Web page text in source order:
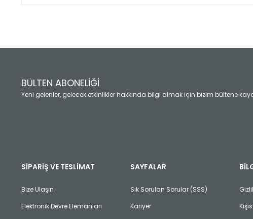
Ürün açıklamasında eksik bilgiler bulunuyor.
Ürün fiyatı diğer sitelerden daha pahalı.
Bu ürüne benzer farklı alternatifler olmalı.
BÜLTEN ABONELİĞİ
Yeni gelenler, gelecek etkinlikler hakkında bilgi almak için bizim bültene
SİPARİŞ VE TESLİMAT
Bize Ulaşın
Elektronik Devre Elemanları
SAYFALAR
Sık Sorulan Sorular (SSS)
Kariyer